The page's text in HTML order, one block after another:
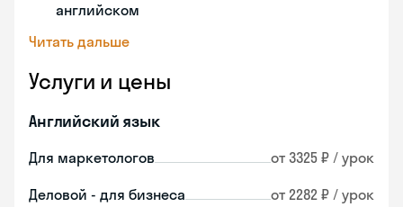
английском
Читать дальше
Услуги и цены
Английский язык
Для маркетологов от 3325 ₽ / урок
Деловой - для бизнеса от 2282 ₽ / урок